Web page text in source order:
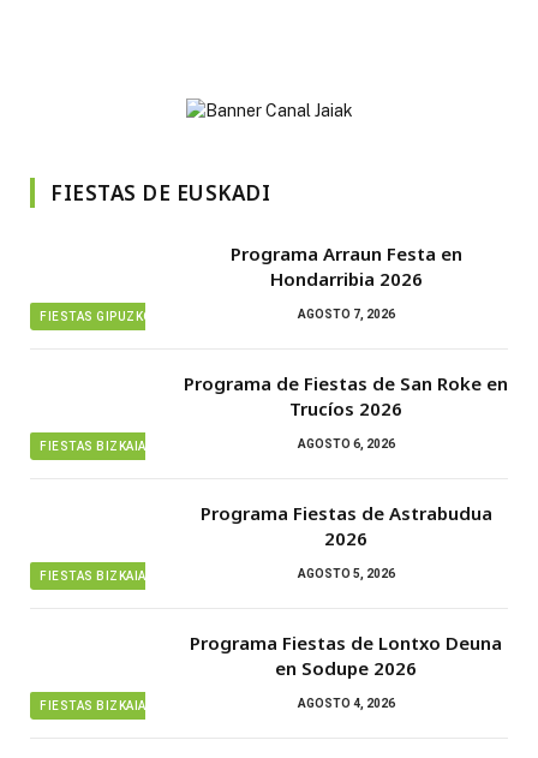
FIESTAS DE EUSKADI
FIESTAS GIPUZKOA
Programa Arraun Festa en
Hondarribia 2026
AGOSTO 7, 2026
FIESTAS BIZKAIA
Programa de Fiestas de San Roke en
Trucíos 2026
AGOSTO 6, 2026
FIESTAS BIZKAIA
Programa Fiestas de Astrabudua
2026
AGOSTO 5, 2026
FIESTAS BIZKAIA
Programa Fiestas de Lontxo Deuna
en Sodupe 2026
AGOSTO 4, 2026